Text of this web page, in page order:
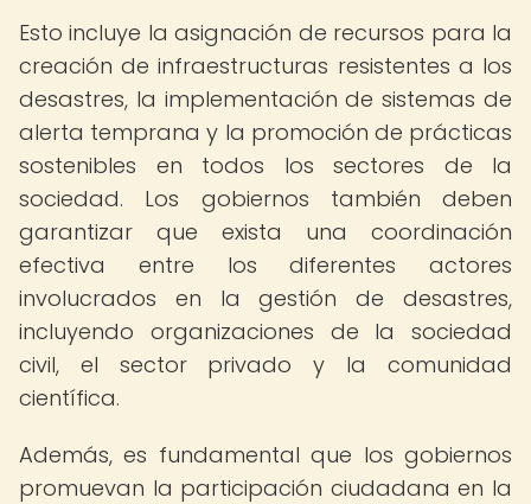
Esto incluye la asignación de recursos para la
creación de infraestructuras resistentes a los
desastres, la implementación de sistemas de
alerta temprana y la promoción de prácticas
sostenibles en todos los sectores de la
sociedad. Los gobiernos también deben
garantizar que exista una coordinación
efectiva entre los diferentes actores
involucrados en la gestión de desastres,
incluyendo organizaciones de la sociedad
civil, el sector privado y la comunidad
científica.
Además, es fundamental que los gobiernos
promuevan la participación ciudadana en la